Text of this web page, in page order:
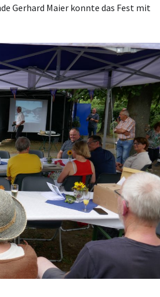
Gerhard Maier konnte das Fest mit